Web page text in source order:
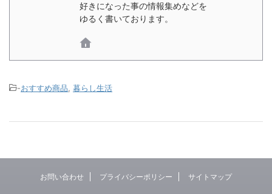
好きになった事の情報集めなどを
ゆるく書いております。
-おすすめ商品, 暮らし生活
お問い合わせ プライバシーポリシー サイトマップ